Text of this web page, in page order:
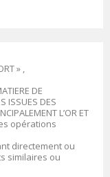
» ,
DE
ISSUES DES
L’OR ET
opérations
directement ou
similaires ou